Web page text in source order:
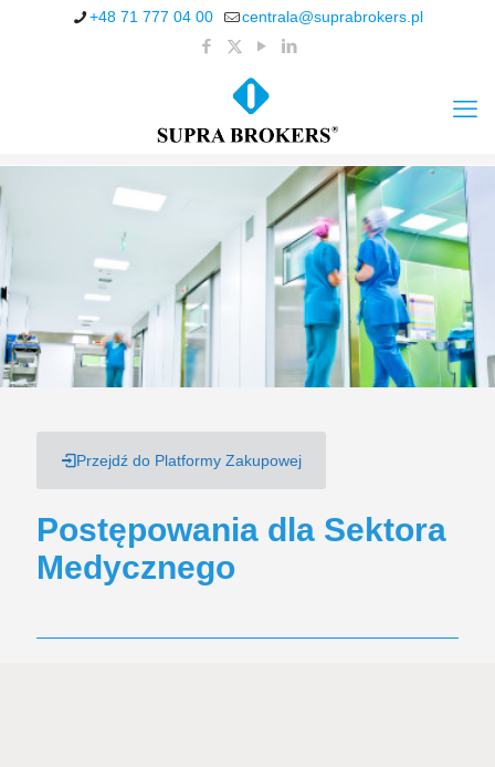
+48 71 777 04 00 centrala@suprabrokers.pl
Przejdź do Platformy Zakupowej
Postępowania dla Sektora
Medycznego